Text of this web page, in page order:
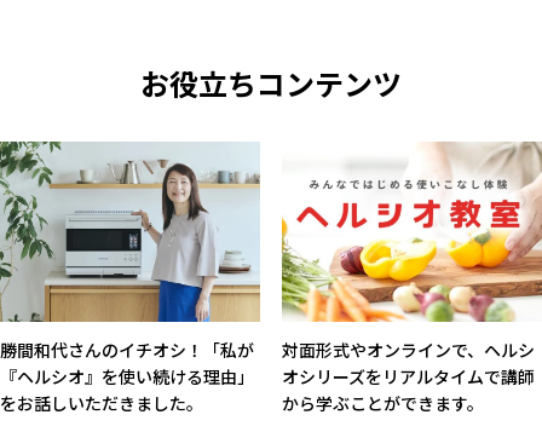
お役立ちコンテンツ
勝間和代さんのイチオシ！「私が
『ヘルシオ』を使い続ける理由」
をお話しいただきました。
対面形式やオンラインで、ヘルシ
オシリーズをリアルタイムで講師
から学ぶことができます。